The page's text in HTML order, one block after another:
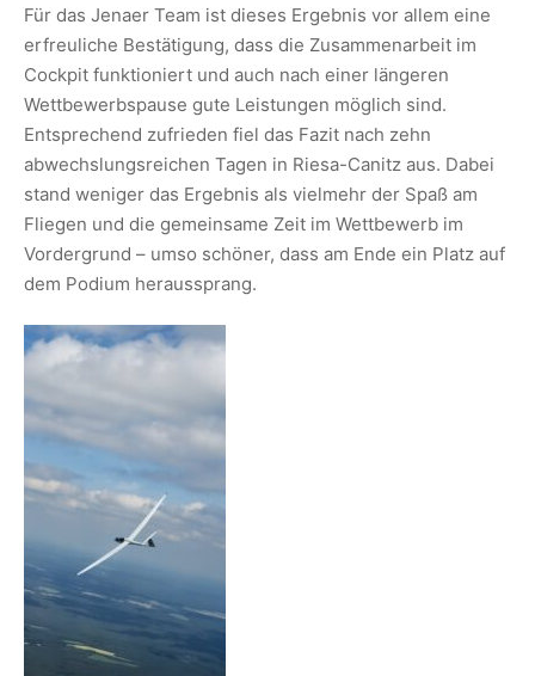
Für das Jenaer Team ist dieses Ergebnis vor allem eine
erfreuliche Bestätigung, dass die Zusammenarbeit im
Cockpit funktioniert und auch nach einer längeren
Wettbewerbspause gute Leistungen möglich sind.
Entsprechend zufrieden fiel das Fazit nach zehn
abwechslungsreichen Tagen in Riesa-Canitz aus. Dabei
stand weniger das Ergebnis als vielmehr der Spaß am
Fliegen und die gemeinsame Zeit im Wettbewerb im
Vordergrund – umso schöner, dass am Ende ein Platz auf
dem Podium heraussprang.